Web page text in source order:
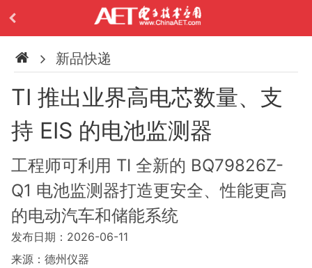
新品快递
TI 推出业界高电芯数量、支
持 EIS 的电池监测器
工程师可利用 TI 全新的 BQ79826Z-
Q1 电池监测器打造更安全、性能更高
的电动汽车和储能系统
发布日期：2026-06-11
来源：德州仪器